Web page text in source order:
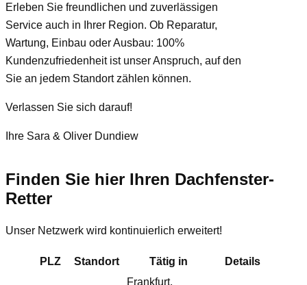
Erleben Sie freundlichen und zuverlässigen
Service auch in Ihrer Region. Ob Reparatur,
Wartung, Einbau oder Ausbau: 100%
Kundenzufriedenheit ist unser Anspruch, auf den
Sie an jedem Standort zählen können.
Verlassen Sie sich darauf!
Ihre Sara & Oliver Dundiew
Finden Sie hier Ihren Dachfenster-
Retter
Unser Netzwerk wird kontinuierlich erweitert!
PLZ Standort Tätig in Details
Frankfurt,